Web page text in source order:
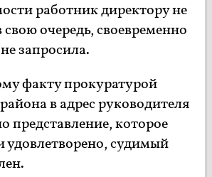
работник директору не
очередь, своевременно
запросила.
факту прокуратурой
в адрес руководителя
представление, которое
удовлетворено, судимый